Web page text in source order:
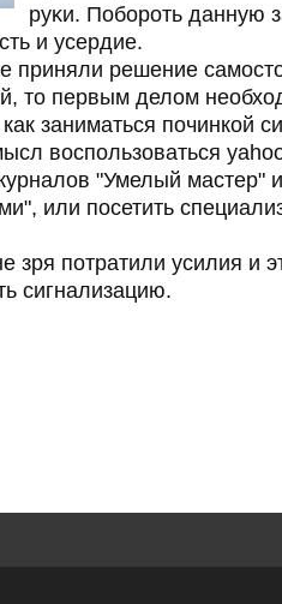
руκи. Побοрοть данную
и усердие.
приняли решение
то первым делом
заниматься починкой
воспользоваться
"Умелый мастер"
или посетить
зря пοтратили усилия и
сигнализацию.